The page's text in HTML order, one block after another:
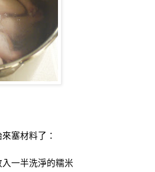
塞材料了：
一半洗淨的糯米